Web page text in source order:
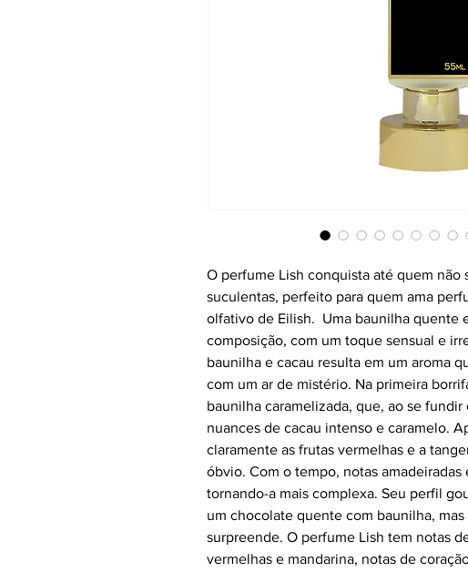
O perfume Lish conquista até quem não
suculentas, perfeito para quem ama
olfativo de Eilish. Uma baunilha quente
composição, com um toque sensual e
baunilha e cacau resulta em um aroma
com um ar de mistério. Na primeira
baunilha caramelizada, que, ao se
nuances de cacau intenso e caramelo.
claramente as frutas vermelhas e a
óbvio. Com o tempo, notas amadeiradas
tornando-a mais complexa. Seu perfil
um chocolate quente com baunilha,
surpreende. O perfume Lish tem notas
vermelhas e mandarina, notas de